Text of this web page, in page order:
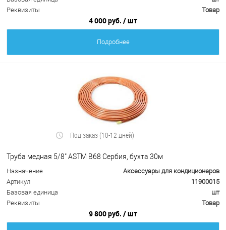
Реквизиты
Товар
4 000 руб. / шт
Подробнее
Под заказ (10-12 дней)
Труба медная 5/8" ASTM B68 Сербия, бухта 30м
Назначение
Аксессуары для кондиционеров
Артикул
11900015
Базовая единица
шт
Реквизиты
Товар
9 800 руб. / шт